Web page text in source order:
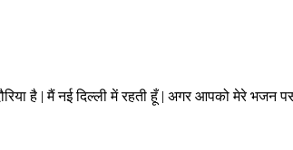
है | मैं नई दिल्ली में रहती हूँ | अगर आपको मेरे